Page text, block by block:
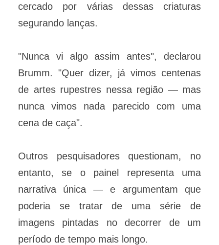
cercado por várias dessas criaturas
segurando lanças.
"Nunca vi algo assim antes", declarou
Brumm. "Quer dizer, já vimos centenas
de artes rupestres nessa região — mas
nunca vimos nada parecido com uma
cena de caça".
Outros pesquisadores questionam, no
entanto, se o painel representa uma
narrativa única — e argumentam que
poderia se tratar de uma série de
imagens pintadas no decorrer de um
período de tempo mais longo.